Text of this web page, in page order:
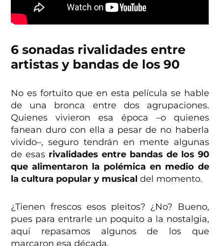
6 sonadas rivalidades entre
artistas y bandas de los 90
No es fortuito que en esta película se hable
de una bronca entre dos agrupaciones.
Quienes vivieron esa época –o quienes
fanean duro con ella a pesar de no haberla
vivido–, seguro tendrán en mente algunas
de esas rivalidades entre bandas de los 90
que alimentaron la polémica en medio de
la cultura popular y musical del momento.
¿Tienen frescos esos pleitos? ¿No? Bueno,
pues para entrarle un poquito a la nostalgia,
aquí repasamos algunos de los que
marcaron esa década.